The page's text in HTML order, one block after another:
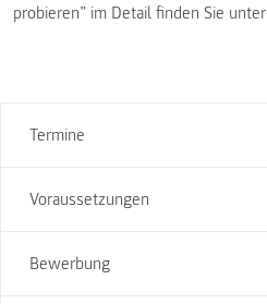
Termine
Voraussetzungen
Bewerbung
probieren” im Detail finden Sie unter